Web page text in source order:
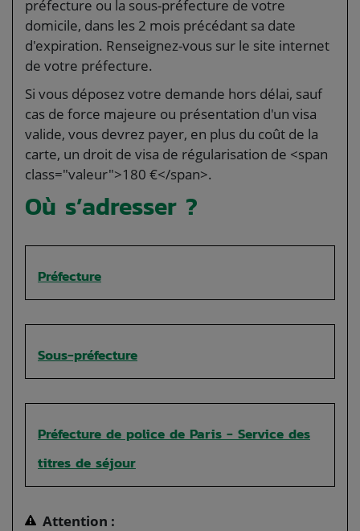
préfecture ou la sous-préfecture de votre
domicile, dans les 2 mois précédant sa date
d'expiration. Renseignez-vous sur le site internet
de votre préfecture.
Si vous déposez votre demande hors délai, sauf
cas de force majeure ou présentation d'un visa
valide, vous devrez payer, en plus du coût de la
carte, un droit de visa de régularisation de <span
class="valeur">180 €</span>.
Où s’adresser ?
Préfecture
Sous-préfecture
Préfecture de police de Paris - Service des
titres de séjour
Attention :